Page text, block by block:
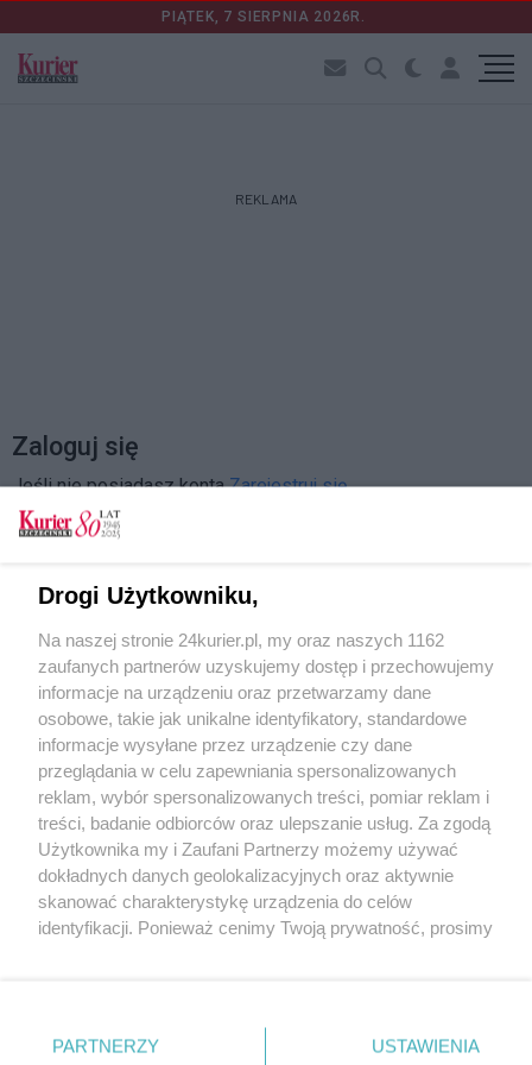
PIĄTEK, 7 SIERPNIA 2026R.
REKLAMA
Zaloguj się
Jeśli nie posiadasz kontaZarejestruj się
Zapamiętać?
Zaloguj
Zapomniałem hasła
Copyright © 2022 Kurier Szczeciński sp. z o.o.
Drogi Użytkowniku,
Na naszej stronie 24kurier.pl, my oraz naszych 1162
zaufanych partnerów uzyskujemy dostęp i przechowujemy
informacje na urządzeniu oraz przetwarzamy dane
osobowe, takie jak unikalne identyfikatory, standardowe
informacje wysyłane przez urządzenie czy dane
przeglądania w celu zapewniania spersonalizowanych
reklam, wybór spersonalizowanych treści, pomiar reklam i
treści, badanie odbiorców oraz ulepszanie usług. Za zgodą
Użytkownika my i Zaufani Partnerzy możemy używać
dokładnych danych geolokalizacyjnych oraz aktywnie
skanować charakterystykę urządzenia do celów
identyfikacji. Ponieważ cenimy Twoją prywatność, prosimy
prywatności znajdujący się w lewym dolnym rogu strony
. Niektóre rodzaje przetwarzania danych nie wymagają
PARTNERZY USTAWIENIA